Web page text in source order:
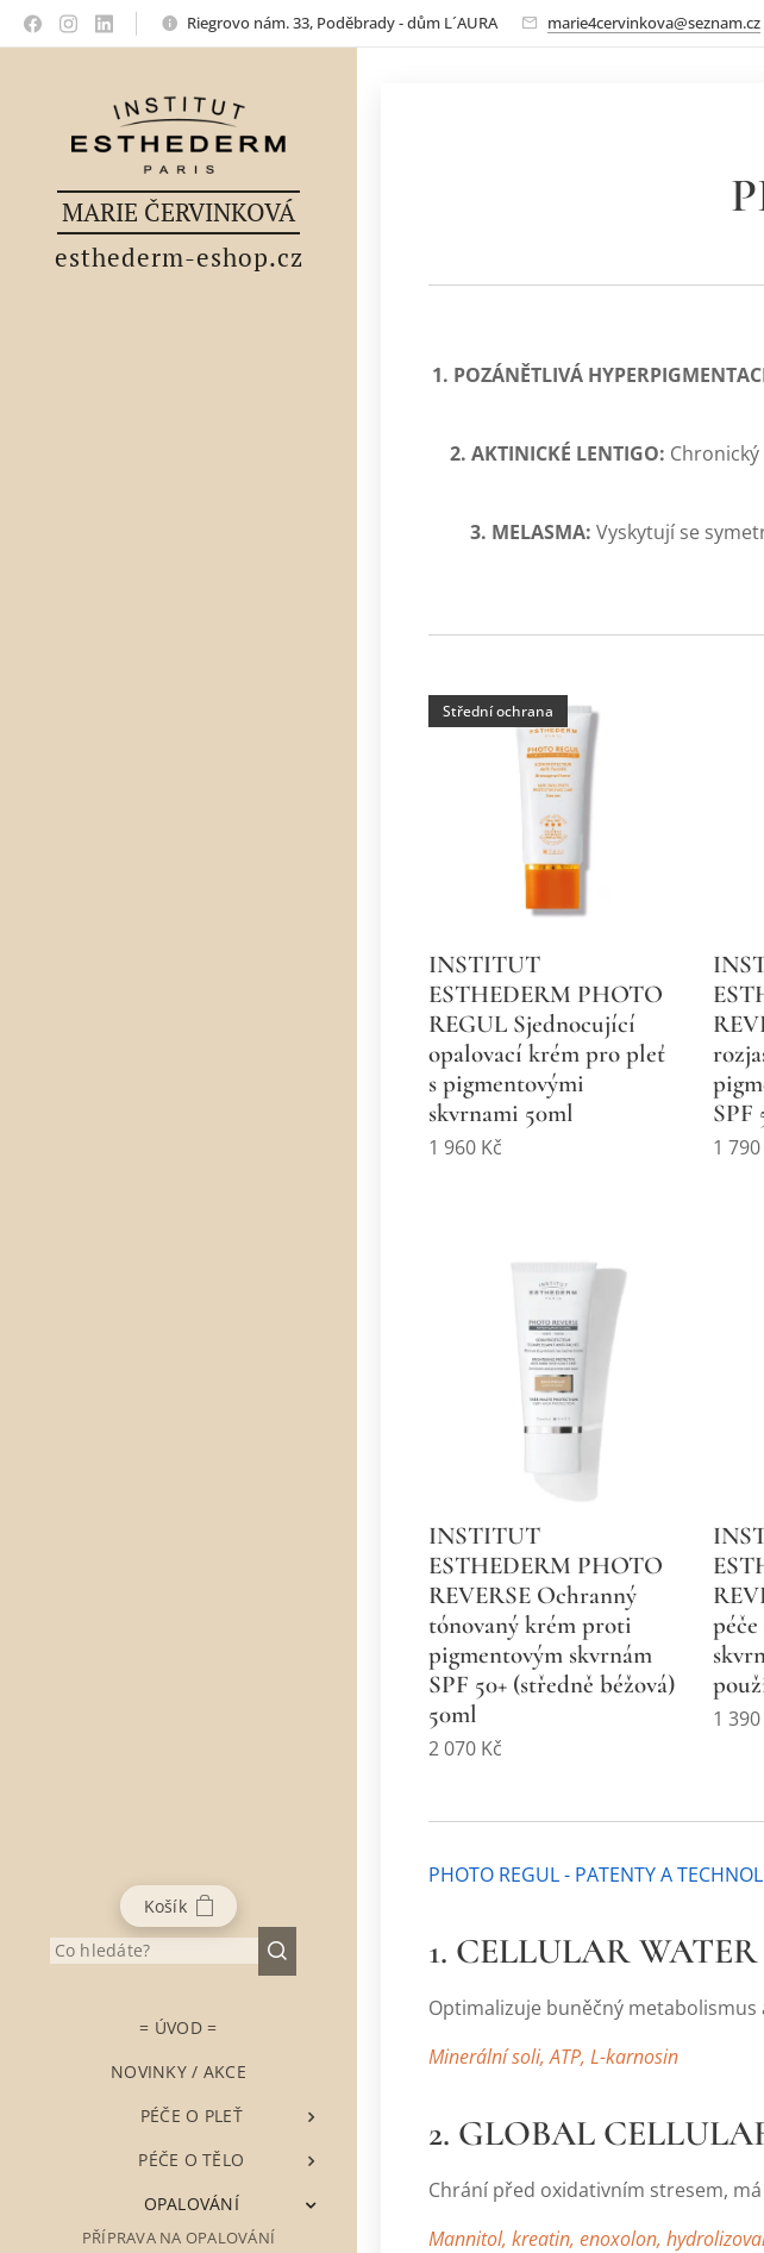
Riegrovo nám. 33, Poděbrady - dům L´AURA marie4cervinkova@seznam.cz
MARIE ČERVINKOVÁ
esthederm-eshop.cz
Košík
= ÚVOD =
NOVINKY / AKCE
▶ PÉČE O PLEŤ
▶ PÉČE O TĚLO
▶ OPALOVÁNÍ
PŘÍPRAVA NA OPALOVÁNÍ
1. POZÁNĚTLIVÁ
2. AKTINICKÉ LENTIGO:
3. MELASMA: Vyskytují se
INSTITUT
ESTHEDERM PHOTO
REGUL Sjednocující
opalovací krém pro pleť
s pigmentovými
skvrnami 50ml
Střední ochrana
1 960 Kč
SPF
1 790
INSTITUT
ESTHEDERM PHOTO
REVERSE Ochranný
tónovaný krém proti
pigmentovým skvrnám
SPF 50+ (středně béžová)
50ml
2 070 Kč
1 390
PHOTO REGUL - PATENTY A
1. CELLULAR
Optimalizuje buněčný metabolismus
Minerální soli, ATP, L-karnosin
2. GLOBAL
Chrání před oxidativním stresem,
Mannitol, kreatin, enoxolon,